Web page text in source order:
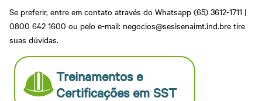
Se preferir, entre em contato através do Whatsapp (65) 3612-1711 |
0800 642 1600 ou pelo e-mail: negocios@sesisenaimt.ind.bre tire
suas dúvidas.
Treinamentos e
Certificações em SST